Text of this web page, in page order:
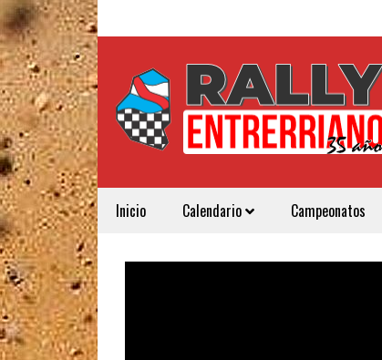
Inicio Calendario Campeonatos